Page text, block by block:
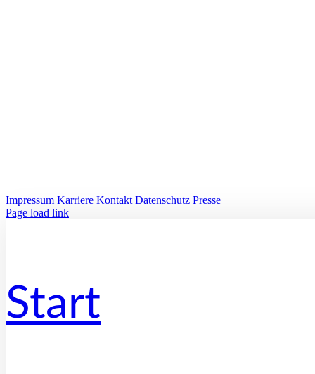
Impressum Karriere Kontakt Datenschutz Presse
LinkedIn
Page load link
Start